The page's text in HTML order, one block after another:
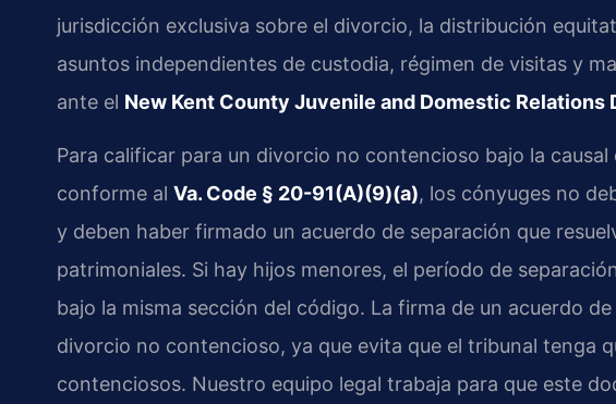
jurisdicción exclusiva sobre el divorcio, la distribución
asuntos independientes de custodia, régimen de visitas y
ante el New Kent County Juvenile and Domestic
Para calificar para un divorcio no contencioso bajo la causal
conforme al Va. Code § 20-91(A)(9)(a), los cónyuges no
y deben haber firmado un acuerdo de separación que
patrimoniales. Si hay hijos menores, el período de
bajo la misma sección del código. La firma de un acuerdo
divorcio no contencioso, ya que evita que el tribunal tenga
contenciosos. Nuestro equipo legal trabaja para que este